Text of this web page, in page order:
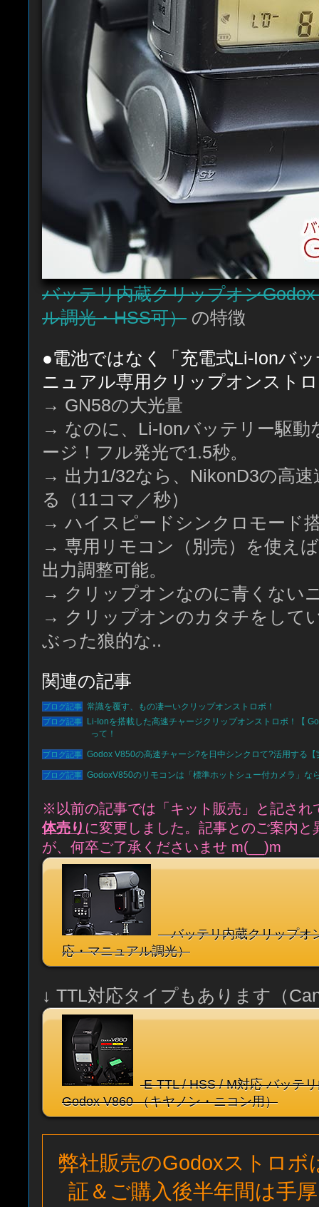
バッテリ内蔵クリップオン
ル調光・HSS可） の特徴
●電池ではなく「充電式Li-Ionバ
ニュアル専用クリップオンスト
→ GN58の大光量
→ なのに、Li-Ionバッテリー駆動
ージ！フル発光で1.5秒。
→ 出力1/32なら、NikonD3の高
る（11コマ／秒）
→ ハイスピードシンクロモード
→ 専用リモコン（別売）を使え
出力調整可能。
→ クリップオンなのに青くない
→ クリップオンのカタチをして
ぶった狼的な..
関連の記事
常識を覆す、もの凄ーいクリップオンストロボ！
Li-Ionを搭載した高速チャージクリップオンストロボ！【
って！
Godox V850の高速チャーシ?を日中シンクロて?活用する【
GodoxV850のリモコンは「標準ホットシュー付カメラ」な
※以前の記事では「キット販売」と記され
体売り に変更しました。記事とのご案内
が、何卒ご了承くださいませ m(__)m
バッテリ内蔵クリップオ
応・マニュアル調光）
↓ TTL対応タイプもあります（
E-TTL / HSS / M対応 バッテ
Godox V860 （キヤノン・ニコン用）
弊社販売のGodoxストロボ
証＆ご購入後半年間は手